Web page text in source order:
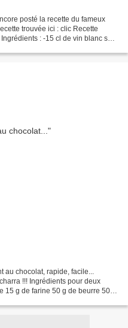
posté la recette du fameux
trouvée ici : clic Recette
: -15 cl de vin blanc sec
chocolat, rapide, facile...
!!! Ingrédients pour deux
g de farine 50 g de beurre 50 g